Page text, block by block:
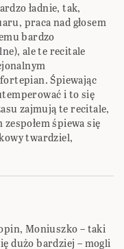
ładnie, tak,
praca nad głosem
bardzo
ale te recitale
Śpiewając
i to się
zajmują te recitale,
śpiewa się
twardziel,
Moniuszko – taki
dużo bardziej – mogli